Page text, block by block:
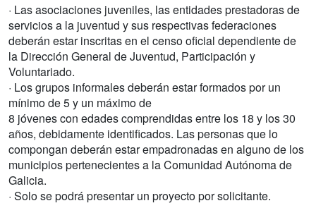
· Las asociaciones juveniles, las entidades prestadoras de
servicios a la juventud y sus respectivas federaciones
deberán estar inscritas en el censo oficial dependiente de
la Dirección General de Juventud, Participación y
Voluntariado.
· Los grupos informales deberán estar formados por un
mínimo de 5 y un máximo de
8 jóvenes con edades comprendidas entre los 18 y los 30
años, debidamente identificados. Las personas que lo
compongan deberán estar empadronadas en alguno de los
municipios pertenecientes a la Comunidad Autónoma de
Galicia.
· Solo se podrá presentar un proyecto por solicitante.